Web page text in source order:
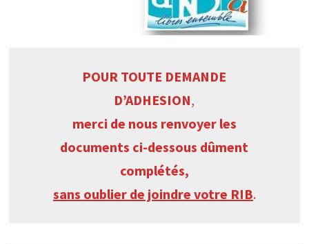
POUR TOUTE DEMANDE
D’ADHESION,
merci de nous renvoyer les
documents ci-dessous dûment
complétés,
sans oublier de joindre votre RIB.